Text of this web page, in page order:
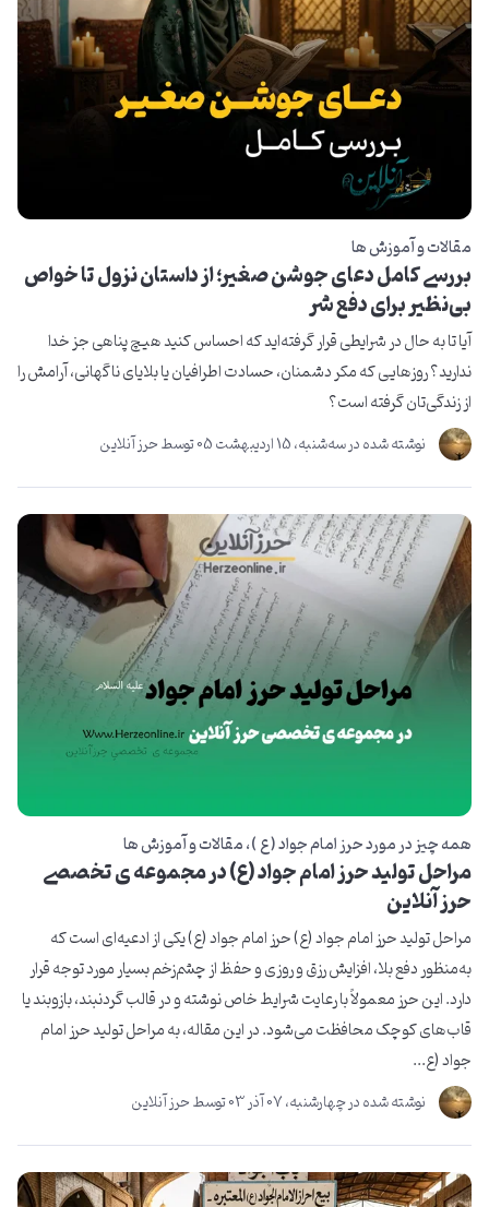
مقالات و آموزش ها
بررسی کامل دعای جوشن صغیر؛ از داستان نزول تا خواص
بی‌نظیر برای دفع شر
آیا تا به حال در شرایطی قرار گرفته‌اید که احساس کنید هیچ پناهی جز خدا
ندارید؟ روزهایی که مکر دشمنان، حسادت اطرافیان یا بلایای ناگهانی، آرامش را
از زندگی‌تان گرفته است؟
نوشته شده درﺳﻪشنبه، 15 ارديبهشت 05 توسطحرز آنلاین
همه چیز در مورد حرز امام جواد ( ع ) مقالات و آموزش ها
مراحل تولید حرز امام جواد (ع) در مجموعه ی تخصصی
حرز آنلاین
مراحل تولید حرز امام جواد (ع) حرز امام جواد (ع) یکی از ادعیه‌ای است که
به‌منظور دفع بلا، افزایش رزق و روزی و حفظ از چشم‌زخم بسیار مورد توجه قرار
دارد. این حرز معمولاً با رعایت شرایط خاص نوشته و در قالب گردنبند، بازوبند یا
قاب‌های کوچک محافظت می‌شود. در این مقاله، به مراحل تولید حرز امام
جواد (ع...
نوشته شده درچهارشنبه، 07 آذر 03 توسطحرز آنلاین